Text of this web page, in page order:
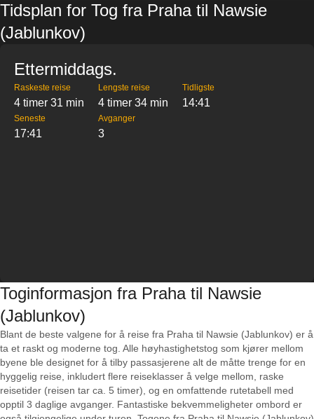
Tidsplan for Tog fra Praha til Nawsie
(Jablunkov)
Ettermiddags.
Raskeste reise
4 timer 31 min
Lengste reise
4 timer 34 min
Tidligste
14:41
Seneste
17:41
Avganger
3
Toginformasjon fra Praha til Nawsie
(Jablunkov)
Blant de beste valgene for å reise fra Praha til Nawsie (Jablunkov) er å
ta et raskt og moderne tog. Alle høyhastighetstog som kjører mellom
byene ble designet for å tilby passasjerene alt de måtte trenge for en
hyggelig reise, inkludert flere reiseklasser å velge mellom, raske
reisetider (reisen tar ca. 5 timer), og en omfattende rutetabell med
opptil 3 daglige avganger. Fantastiske bekvemmeligheter ombord er